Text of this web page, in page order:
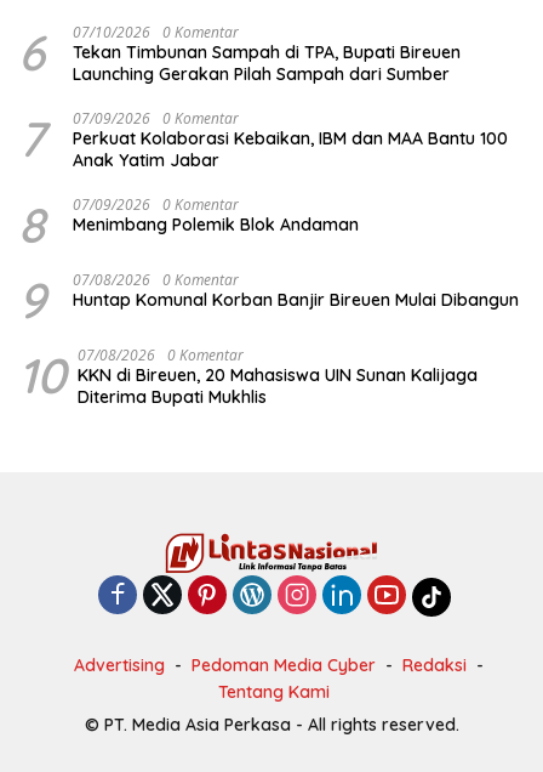
6 07/10/2026 0 Komentar
Tekan Timbunan Sampah di TPA, Bupati Bireuen
Launching Gerakan Pilah Sampah dari Sumber
7 07/09/2026 0 Komentar
Perkuat Kolaborasi Kebaikan, IBM dan MAA Bantu 100
Anak Yatim Jabar
8 07/09/2026 0 Komentar
Menimbang Polemik Blok Andaman
9 07/08/2026 0 Komentar
Huntap Komunal Korban Banjir Bireuen Mulai Dibangun
10 07/08/2026 0 Komentar
KKN di Bireuen, 20 Mahasiswa UIN Sunan Kalijaga
Advertising Pedoman Media Cyber
Redaksi
Tentang Kami
© PT. Media Asia Perkasa - All rights reserved.